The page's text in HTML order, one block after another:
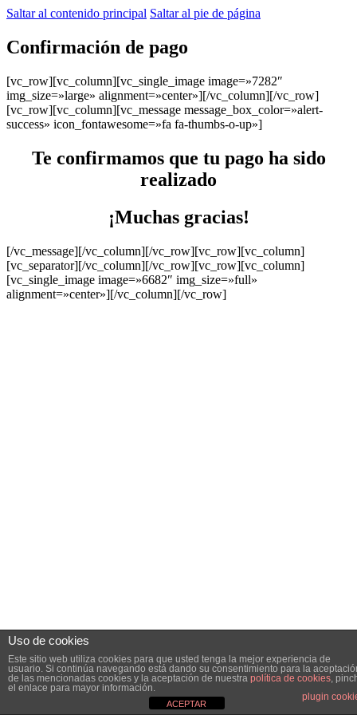
Saltar al contenido principal Saltar al pie de página
Confirmación de pago
[vc_row][vc_column][vc_single_image image=»7282″
img_size=»large» alignment=»center»][/vc_column][/vc_row]
[vc_row][vc_column][vc_message message_box_color=»alert-
success» icon_fontawesome=»fa fa-thumbs-o-up»]
Te confirmamos que tu pago ha sido
realizado
¡Muchas gracias!
[/vc_message][/vc_column][/vc_row][vc_row][vc_column]
[vc_separator][/vc_column][/vc_row][vc_row][vc_column]
[vc_single_image image=»6682″ img_size=»full»
alignment=»center»][/vc_column][/vc_row]
Uso de cookies
Este sitio web utiliza cookies para que usted tenga la mejor experiencia de
usuario. Si continúa navegando está dando su consentimiento para la
de las mencionadas cookies y la aceptación de nuestra política de cookies,
el enlace para mayor información.
plugin
ACEPTAR